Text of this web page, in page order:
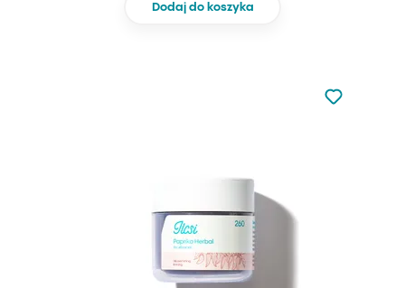
Dodaj do koszyka
Nie dodano
Dodaj do